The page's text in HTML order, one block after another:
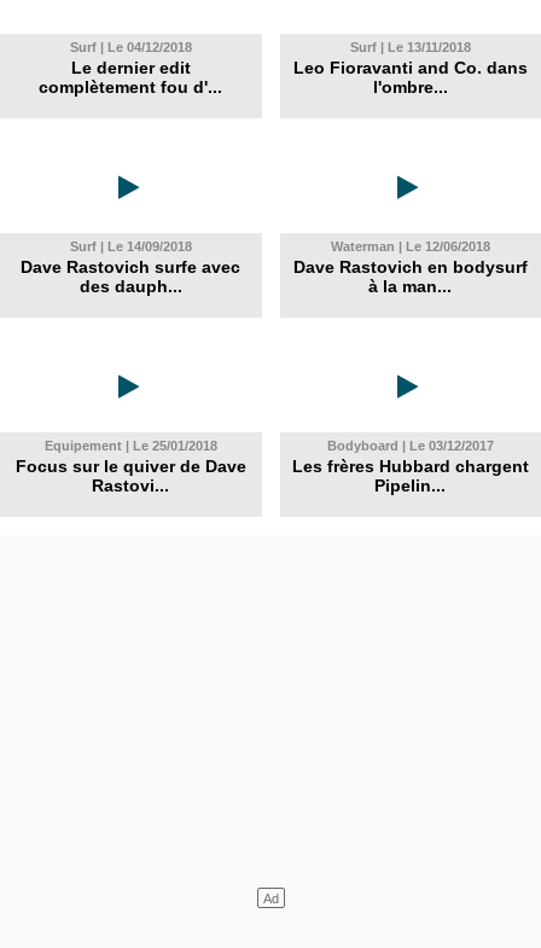
Surf | Le 04/12/2018
Le dernier edit
complètement fou d'...
Surf | Le 13/11/2018
Leo Fioravanti and Co. dans
l'ombre...
Surf | Le 14/09/2018
Dave Rastovich surfe avec
des dauph...
Waterman | Le 12/06/2018
Dave Rastovich en bodysurf
à la man...
Equipement | Le 25/01/2018
Focus sur le quiver de Dave
Rastovi...
Bodyboard | Le 03/12/2017
Les frères Hubbard chargent
Pipelin...